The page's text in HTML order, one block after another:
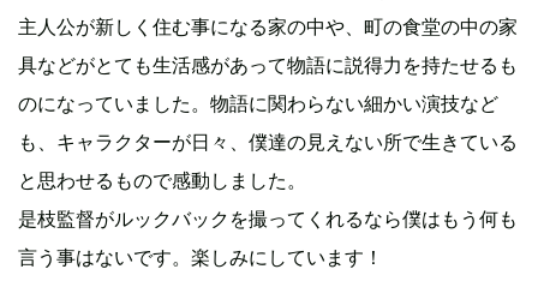
主人公が新しく住む事になる家の中や、町の食堂の中の家
具などがとても生活感があって物語に説得力を持たせるも
のになっていました。物語に関わらない細かい演技など
も、キャラクターが日々、僕達の見えない所で生きている
と思わせるもので感動しました。
是枝監督がルックバックを撮ってくれるなら僕はもう何も
言う事はないです。楽しみにしています！